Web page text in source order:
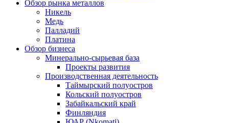
Обзор рынка металлов
Никель
Медь
Палладий
Платина
Обзор бизнеса
Минерально-сырьевая база
Проекты развития
Производственная деятельность
Таймырский полуостров
Кольский полуостров
Забайкальский край
Финляндия